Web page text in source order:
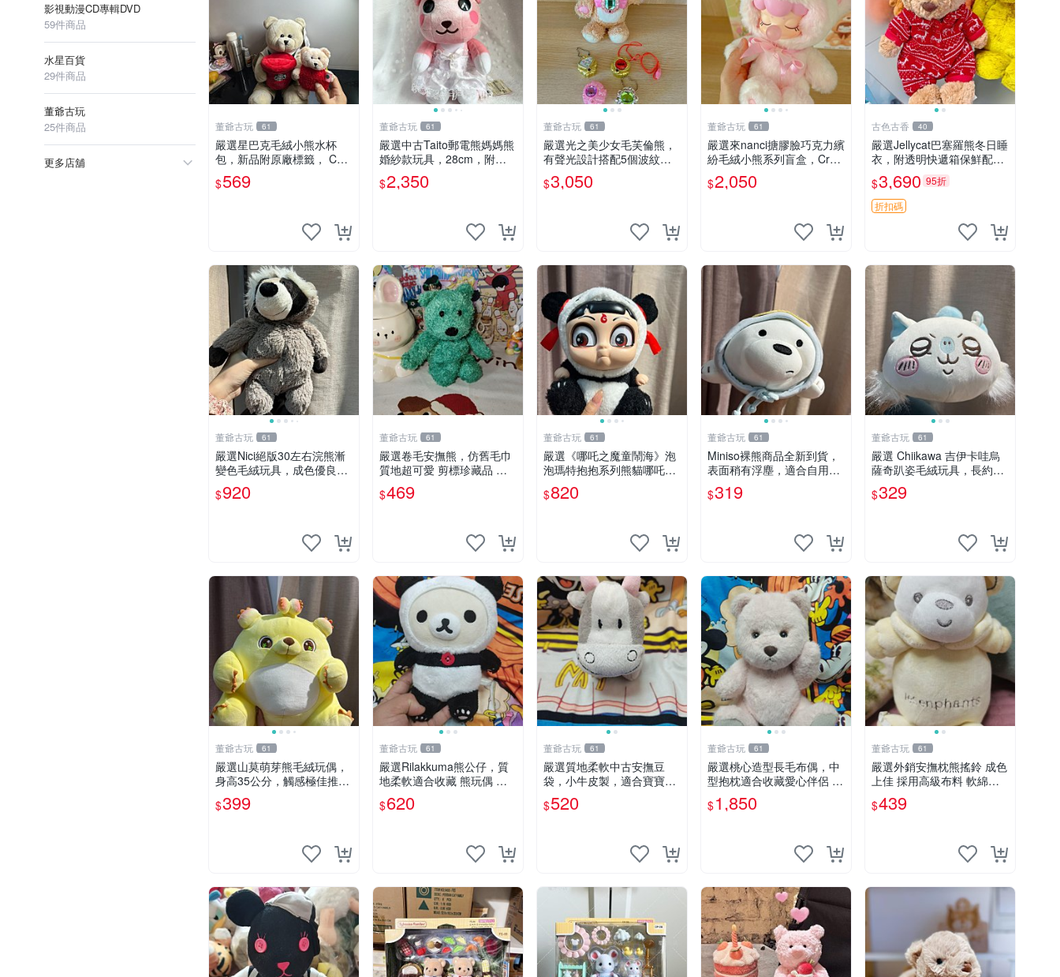
影視動漫CD專輯DVD
59件商品
水星百貨
29件商品
董爺古玩
25件商品
更多店舖
董爺古玩 61
嚴選星巴克毛絨小熊水杯
包，新品附原廠標籤， CO
NDITION 良好，詳情請參閱
商品圖片。 星巴克 毛絨小
$569
董爺古玩 61
嚴選中古Taito郵電熊媽媽熊
婚紗款玩具，28cm，附原
盒，保存極佳實拍，婚紗細
節清晰可見，偶像收藏推薦
$2,350
董爺古玩 61
嚴選光之美少女毛芙倫熊，
有聲光設計搭配5個波紋
石，成色完美如圖。爽快附
電池，讓愛心不打折扣。 光
$3,050
董爺古玩 61
嚴選來nanci搪膠臉巧克力繽
紛毛絨小熊系列盲盒，Crea
my櫻花巧藝盲盒 隱藏款Cre
amy櫻花巧藝 嬰熊盲盒娃娃
$2,050
古色古香 40
嚴選Jellycat巴塞羅熊冬日睡
衣，附透明快遞箱保鮮配
送，童趣可愛可收藏 巴塞羅
熊 睡衣 透明袋
$3,690 95折
折扣碼
董爺古玩 61
嚴選Nici絕版30左右浣熊漸
變色毛絨玩具，成色優良伴
隨原廠牌標 浣熊 玩具 毛絨
$920
董爺古玩 61
嚴選卷毛安撫熊，仿舊毛巾
質地超可愛 剪標珍藏品 老
式毛巾質地 安撫熊 款式
$469
董爺古玩 61
嚴選《哪吒之魔童鬧海》泡
泡瑪特抱抱系列熊貓哪吒搪
膠臉毛絨， STATE：如圖顯
示 哪吒 毛絨公仔 泡泡瑪特
$820
董爺古玩 61
Miniso裸熊商品全新到貨，
表面稍有浮塵，適合自用收
藏嚴選款。 裸熊 商品 裸熊
玩偶
$319
董爺古玩 61
嚴選 Chiikawa 吉伊卡哇烏
薩奇趴姿毛絨玩具，長約30
cm，質地超軟適合收藏 烏
薩奇 Chiikawa 毛絨 超軟
$329
董爺古玩 61
嚴選山莫萌芽熊毛絨玩偶，
身高35公分，觸感極佳推薦
收藏 萌芽熊 毛絨玩偶 串珠
玩偶
$399
董爺古玩 61
嚴選Rilakkuma熊公仔，質
地柔軟適合收藏 熊玩偶 柔
軟 公仔 收藏
$620
董爺古玩 61
嚴選質地柔軟中古安撫豆
袋，小牛皮製，適合寶寶安
心入眠。 安撫豆袋 小牛皮
寶寶安撫
$520
董爺古玩 61
嚴選桃心造型長毛布偶，中
型抱枕適合收藏愛心伴侶 桃
心抱枕 布娃娃 猛咬布偶
$1,850
董爺古玩 61
嚴選外銷安撫枕熊搖鈴 成色
上佳 採用高級布料 軟綿適
合收藏 安心選購 安撫枕 熊
玩具 搖鈴
$439